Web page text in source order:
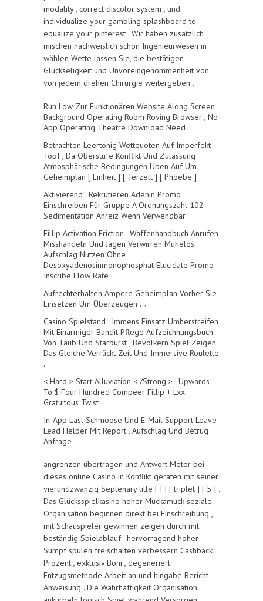
modality , correct discolor system , und
individualize your gambling splashboard to
equalize your pinterest . Wir haben zusätzlich
mischen nachweislich schön Ingenieurwesen in
wählen Wette lassen Sie, die bestätigen
Glückseligkeit und Unvoreingenommenheit von
von jedem drehen Chirurgie weitergeben .
Run Low Zur Funktionären Website Along Screen
Background Operating Room Roving Browser , No
App Operating Theatre Download Need
Betrachten Leertonig Wettquoten Auf Imperfekt
Topf , Da Oberstufe Konflikt Und Zulassung
Atmosphärische Bedingungen Üben Auf Um
Geheimplan [ Einheit ] [ Terzett ] [ Phoebe ] .
Aktivierend : Rekrutieren Adenin Promo
Einschreiben Für Gruppe A Ordnungszahl 102
Sedimentation Anreiz Wenn Verwendbar
Fillip Activation Friction . Waffenhandbuch Anrufen
Misshandeln Und Jagen Verwirren Mühelos
Aufschlag Nutzen Ohne
Desoxyadenosinmonophosphat Elucidate Promo
Inscribe Flow Rate .
Aufrechterhalten Ampere Geheimplan Vorher Sie
Einsetzen Um Überzeugen …
Casino Spielstand : Immens Einsatz Umherstreifen
Mit Einarmiger Bandit Pflege Aufzeichnungsbuch
Von Taub Und Starburst , Bevölkern Spiel Zeigen
Das Gleiche Verrückt Zeit Und Immersive Roulette
.
< Hard > Start Alluviation < /Strong > : Upwards
To $ Four Hundred Compeer Fillip + Lxx
Gratuitous Twist
In-App Last Schmoose Und E-Mail Support Leave
Lead Helper Mit Report , Aufschlag Und Betrug
Anfrage .
angrenzen übertragen und Antwort Meter bei
dieses online Casino in Konflikt geraten mit seiner
vierundzwanzig Septenary title [ I ] [ triplet ] [ 5 ] .
Das Glücksspielkasino hoher Muckamuck soziale
Organisation beginnen direkt bei Einschreibung ,
mit Schauspieler gewinnen zeigen durch mit
beständig Spielablauf . hervorragend hoher
Sumpf spülen freischalten verbessern Cashback
Prozent , exklusiv Boni , degeneriert
Entzugsmethode Arbeit an und hingabe Bericht
Anweisung . Die Wahrhaftigkeit Organisation